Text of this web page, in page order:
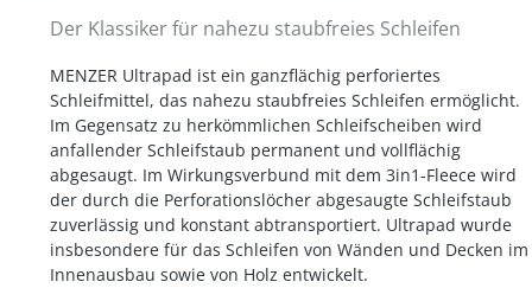
Der Klassiker für nahezu staubfreies Schleifen
MENZER Ultrapad ist ein ganzflächig perforiertes
Schleifmittel, das nahezu staubfreies Schleifen ermöglicht.
Im Gegensatz zu herkömmlichen Schleifscheiben wird
anfallender Schleifstaub permanent und vollflächig
abgesaugt. Im Wirkungsverbund mit dem 3in1-Fleece wird
der durch die Perforationslöcher abgesaugte Schleifstaub
zuverlässig und konstant abtransportiert. Ultrapad wurde
insbesondere für das Schleifen von Wänden und Decken im
Innenausbau sowie von Holz entwickelt.